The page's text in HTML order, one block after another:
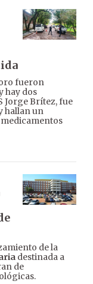
fueron
hay dos
Jorge Brítez, fue
hallan un
de la
destinada a
de